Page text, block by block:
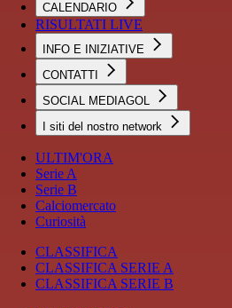
CALENDARIO
RISULTATI LIVE
INFO E INIZIATIVE
CONTATTI
SOCIAL MEDIAGOL
I siti del nostro network
ULTIM'ORA
Serie A
Serie B
Calciomercato
Curiosità
CLASSIFICA
CLASSIFICA SERIE A
CLASSIFICA SERIE B